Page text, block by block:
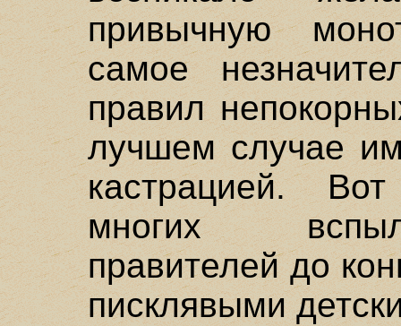
привычную
самое
правил
лучшем случае
кастрацией.
многих
правителей до
писклявыми